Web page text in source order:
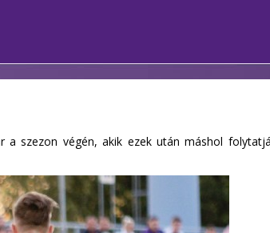
szezon végén, akik ezek után máshol